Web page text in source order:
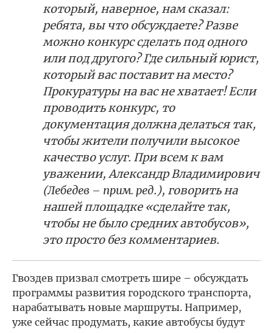
который, наверное, нам сказал:
ребята, вы что обсуждаете? Разве
можно конкурс сделать под одного
или под другого? Где сильный юрист,
который вас поставит на место?
Прокуратуры на вас не хватает! Если
проводить конкурс, то
документация должна делаться так,
чтобы жители получили высокое
качество услуг. При всем к вам
уважении, Александр Владимирович
(Лебедев – прим. ред.), говорить на
нашей площадке «сделайте так,
чтобы не было средних автобусов»,
это просто без комментариев.
Гвоздев призвал смотреть шире – обсуждать
программы развития городского транспорта,
нарабатывать новые маршруты. Например,
уже сейчас продумать, какие автобусы будут